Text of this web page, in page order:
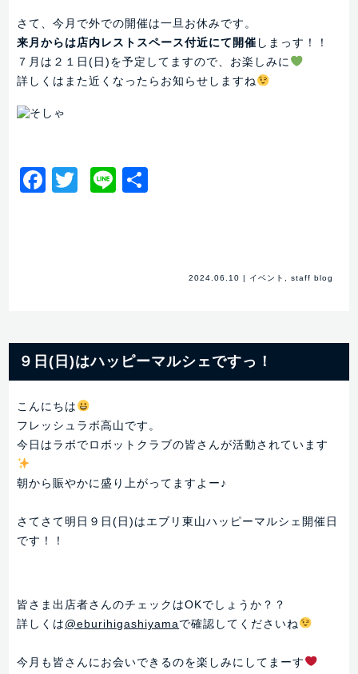
さて、今月で外での開催は一旦お休みです。
来月からは店内レストスペース付近にて開催 しまっす！！
７月は２１日(日)を予定してますので、お楽しみに
詳しくはまた近くなったらお知らせしますね
Facebook
Twitter
Line
2024.06.10 | イベント staff blog
９日(日)はハッピーマルシェですっ！
こんにちは
フレッシュラボ高山です。
今日はラボでロボットクラブの皆さんが活動されています
朝から賑やかに盛り上がってますよー♪
さてさて明日９日(日)はエブリ東山ハッピーマルシェ開催日
です！！
皆さま出店者さんのチェックはOKでしょうか？？
詳しくは@eburihigashiyamaで確認してくださいね
今月も皆さんにお会いできるのを楽しみにしてまーす